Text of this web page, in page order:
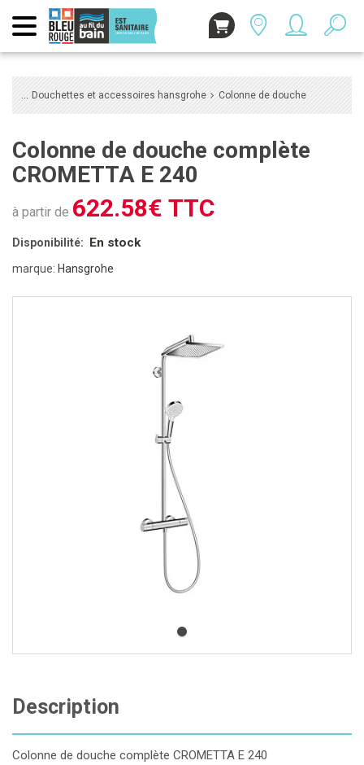
Douchettes et accessoires hansgrohe Colonne de douche
Colonne de douche complète
CROMETTA E 240
à partir de 622.58€ TTC
Disponibilité: En stock
marque: Hansgrohe
Description
Colonne de douche complète CROMETTA E 240